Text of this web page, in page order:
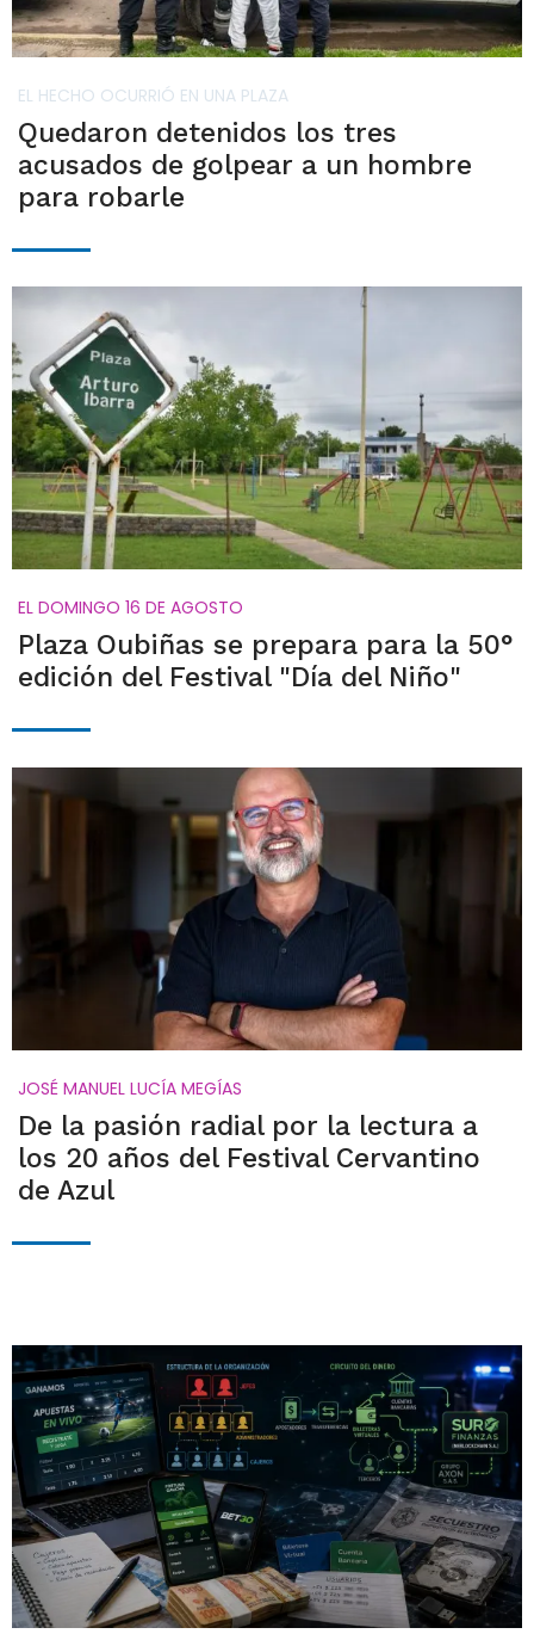
EL HECHO OCURRIÓ EN UNA PLAZA
Quedaron detenidos los tres
acusados de golpear a un hombre
para robarle
EL DOMINGO 16 DE AGOSTO
Plaza Oubiñas se prepara para la 50°
edición del Festival "Día del Niño"
JOSÉ MANUEL LUCÍA MEGÍAS
De la pasión radial por la lectura a
los 20 años del Festival Cervantino
de Azul